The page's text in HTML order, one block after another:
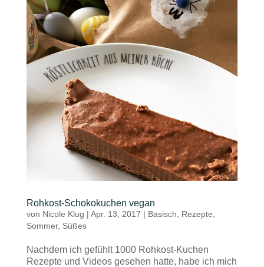
Rohkost-Schokokuchen vegan
von Nicole Klug | Apr. 13, 2017 | Basisch Rezepte
Sommer, Süßes
Nachdem ich gefühlt 1000 Rohkost-Kuchen
Rezepte und Videos gesehen hatte, habe ich mich